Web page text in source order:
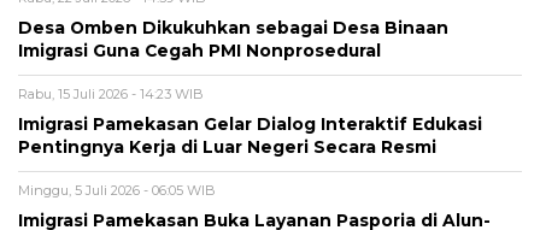
Desa Omben Dikukuhkan sebagai Desa Binaan
Imigrasi Guna Cegah PMI Nonprosedural
Rabu, 15 Juli 2026 - 14:23 WIB
Imigrasi Pamekasan Gelar Dialog Interaktif Edukasi
Pentingnya Kerja di Luar Negeri Secara Resmi
Minggu, 5 Juli 2026 - 06:05 WIB
Imigrasi Pamekasan Buka Layanan Pasporia di Alun-